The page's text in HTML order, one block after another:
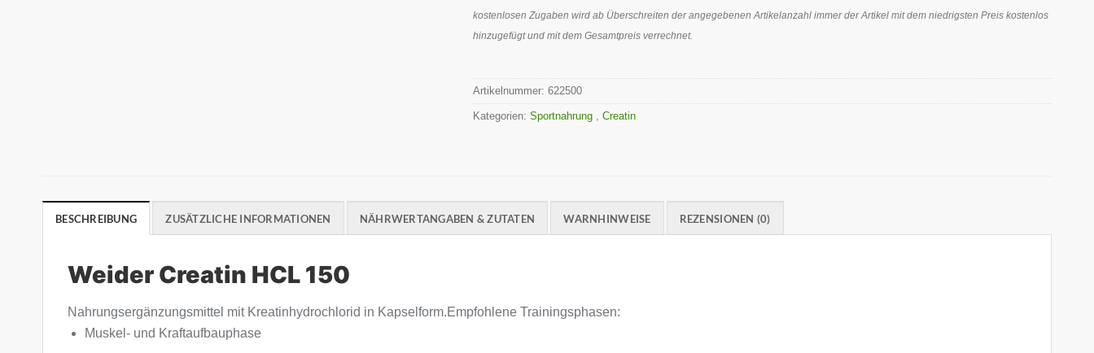
kostenlosen Zugaben wird ab Überschreiten der angegebenen Artikelanzahl immer der Artikel mit dem niedrigsten Preis kostenlos
hinzugefügt und mit dem Gesamtpreis verrechnet.
Artikelnummer:622500
Kategorien:Sportnahrung ,Creatin
BESCHREIBUNG ZUSÄTZLICHE INFORMATIONEN NÄHRWERTANGABEN & ZUTATEN WARNHINWEISE REZENSIONEN (0)
Weider Creatin HCL 150
Nahrungsergänzungsmittel mit Kreatinhydrochlorid in Kapselform.Empfohlene Trainingsphasen:
Muskel- und Kraftaufbauphase